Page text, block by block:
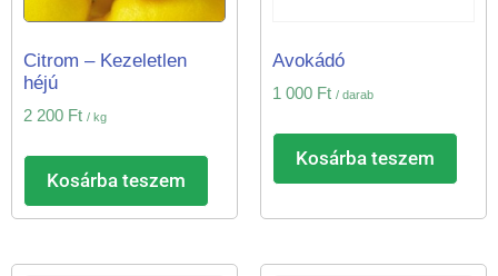
Citrom – Kezeletlen
héjú
2 200 Ft / kg
Kosárba teszem
Avokádó
1 000 Ft / darab
Kosárba teszem